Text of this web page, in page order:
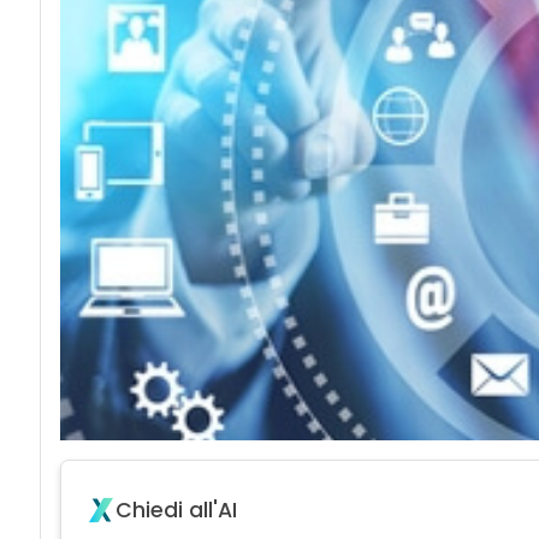
Chiedi all'AI